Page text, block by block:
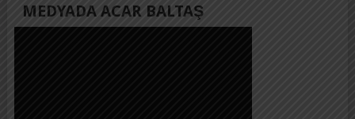
MEDYADA ACAR BALTAŞ